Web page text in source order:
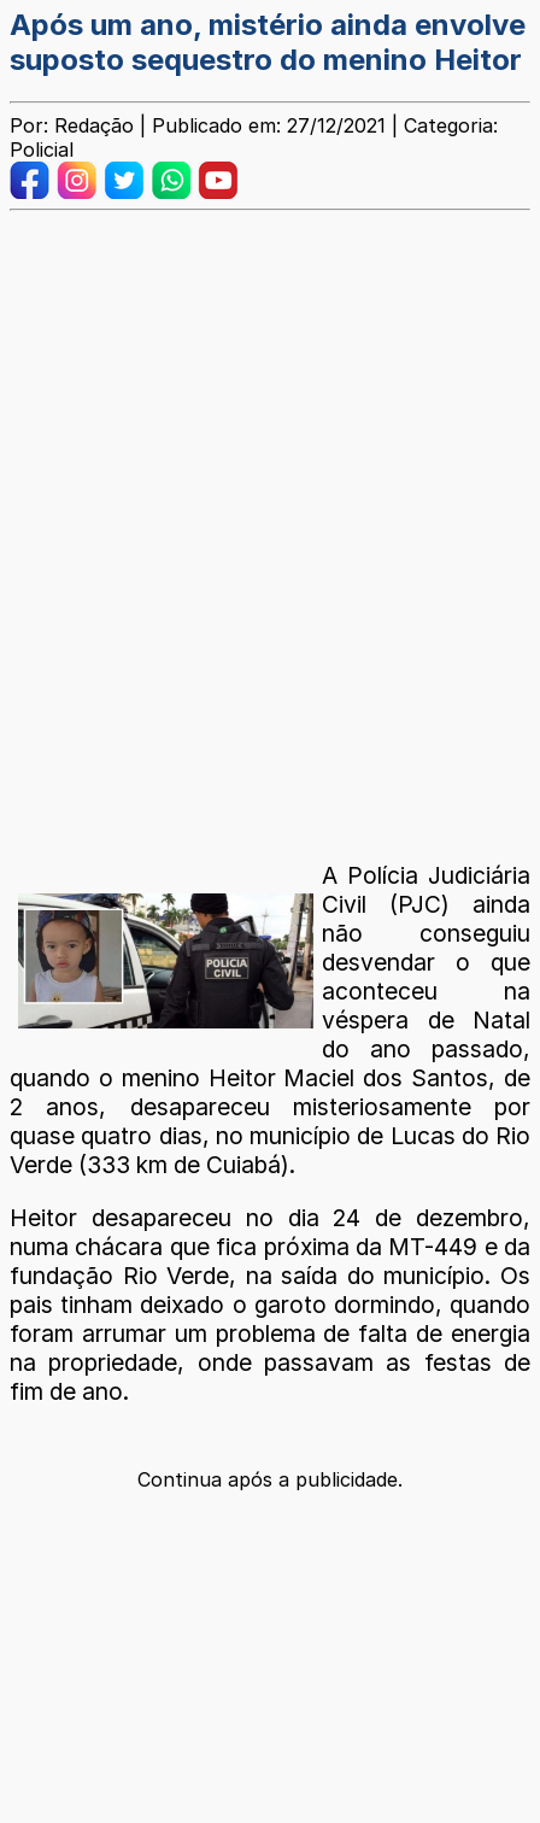
Após um ano, mistério ainda envolve
suposto sequestro do menino Heitor
Por: Redação | Publicado em: 27/12/2021 | Categoria:
Policial
A Polícia Judiciária
Civil (PJC) ainda
não conseguiu
desvendar o que
aconteceu na
véspera de Natal
do ano passado,
quando o menino Heitor Maciel dos Santos, de
2 anos, desapareceu misteriosamente por
quase quatro dias, no município de Lucas do Rio
Verde (333 km de Cuiabá).
Heitor desapareceu no dia 24 de dezembro,
numa chácara que fica próxima da MT-449 e da
fundação Rio Verde, na saída do município. Os
pais tinham deixado o garoto dormindo, quando
foram arrumar um problema de falta de energia
na propriedade, onde passavam as festas de
fim de ano.
Continua após a publicidade.